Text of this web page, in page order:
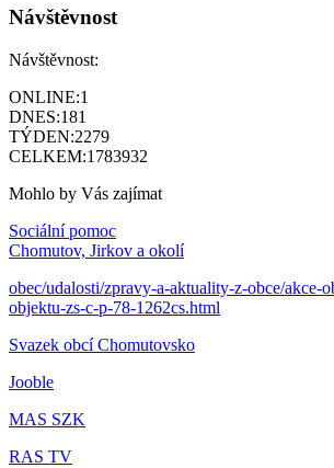
Návštěvnost
Návštěvnost:
ONLINE:1
DNES:181
TÝDEN:2279
CELKEM:1783932
Mohlo by Vás zajímat
Sociální pomoc
Chomutov, Jirkov a okolí
obec/udalosti/zpravy-a-aktuality-z-obce/akce-
objektu-zs-c-p-78-1262cs.html
Svazek obcí Chomutovsko
Jooble
MAS SZK
RAS TV